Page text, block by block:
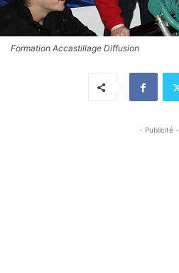
Formation Accastillage Diffusion
- Publicité -